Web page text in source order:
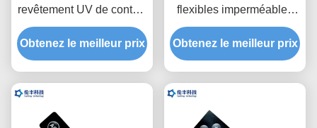
revêtement UV de contact
du vert LED de contact à
membrane de Fpc de
circuit
Obtenez le meilleur prix
flexibles imperméables
tactiles de PVC LED
3M468 de PC de clavier
numérique de membrane
Obtenez le meilleur prix